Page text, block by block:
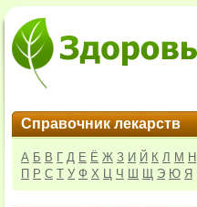
Справочник лекарств
А Б В Г Д Е Ё Ж З И Й К Л М Н
П Р С Т У Ф Х Ц Ч Ш Щ Э Ю Я